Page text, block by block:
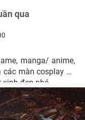
qua
manga/ anime,
màn cosplay vô
đẹp nhé.